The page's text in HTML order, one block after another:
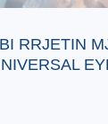
RRJETIN